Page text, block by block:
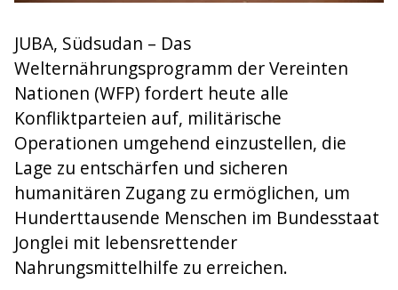
JUBA, Südsudan – Das
Welternährungsprogramm der Vereinten
Nationen (WFP) fordert heute alle
Konfliktparteien auf, militärische
Operationen umgehend einzustellen, die
Lage zu entschärfen und sicheren
humanitären Zugang zu ermöglichen, um
Hunderttausende Menschen im Bundesstaat
Jonglei mit lebensrettender
Nahrungsmittelhilfe zu erreichen.